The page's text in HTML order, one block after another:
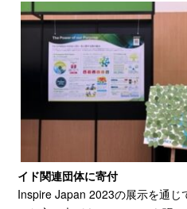
イド関連団体に寄付
Inspire Japan 2023の展示を通じ